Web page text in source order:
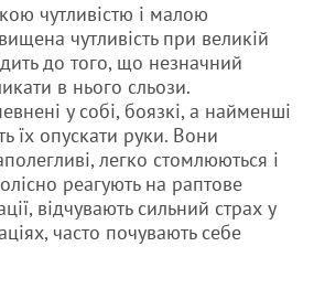
чутливістю і малою
чутливість при великій
до того, що незначний
в нього сльози.
у собі, боязкі, а найменші
їх опускати руки. Вони
легко стомлюються і
реагують на раптове
відчувають сильний страх у
часто почувають себе